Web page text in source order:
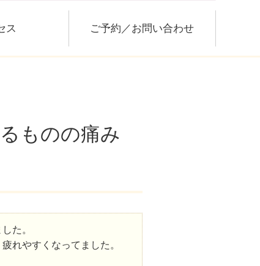
ス ご予約／お問い合わせ
ものの痛み
た。
れやすくなってました。